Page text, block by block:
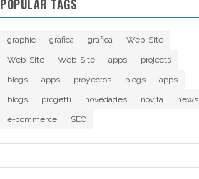
POPULAR TAGS
graphic grafica grafica
Web-Site
Web-Site
Web-Site apps
projects
blogs
apps proyectos blogs
apps
blogs
progetti novedades novità
news
e-commerce
SEO